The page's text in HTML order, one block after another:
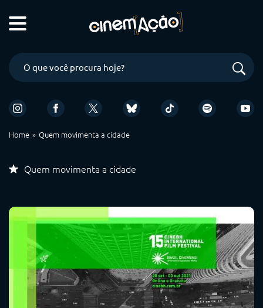
Home Quem movimenta a cidade
Quem movimenta a cidade